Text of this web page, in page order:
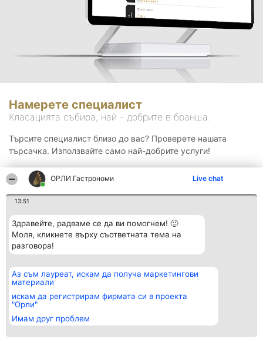
ОРЛИ Гастрономи Live chat
13:51
Здравейте, радваме се да ви помогнем! 🙂
Моля, кликнете върху съответната тема на
разговора!
Аз съм лауреат, искам да получа маркетингови
материали
искам да регистрирам фирмата си в проекта
"Орли"
Имам друг проблем
Намерете специалист
Класацията събира, най - добрите в бранша.
Търсите специалист близо до вас? Проверете нашата
търсачка. Използвайте само най-добрите услуги!
Организатор на
класиране
BulevardulAleea Timișul De
Sus Nr. 2, Bl. A30, Sc. A, Et.
4, Ap. 13
București 53-238
Класация
всички
Статут/Устав
Контакти